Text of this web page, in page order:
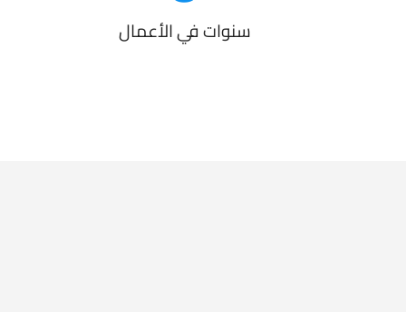
سنوات في الأعمال